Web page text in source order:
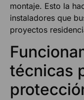
montaje. Esto la
instaladores que
proyectos
técnicas